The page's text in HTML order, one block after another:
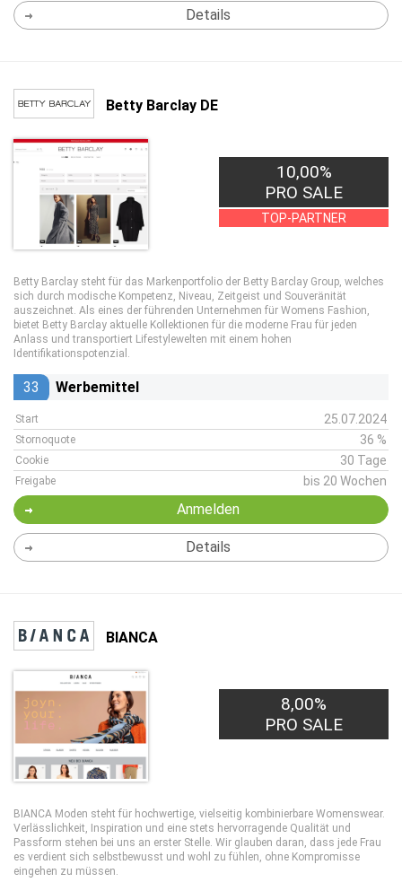
Details
Betty Barclay DE
10,00%
PRO SALE
TOP-PARTNER
Betty Barclay steht für das Markenportfolio der Betty Barclay Group, welches
sich durch modische Kompetenz, Niveau, Zeitgeist und Souveränität
auszeichnet. Als eines der führenden Unternehmen für Womens Fashion,
bietet Betty Barclay aktuelle Kollektionen für die moderne Frau für jeden
Anlass und transportiert Lifestylewelten mit einem hohen
Identifikationspotenzial.
33 Werbemittel
Start 25.07.2024
Stornoquote 36 %
Cookie 30 Tage
Freigabe bis 20 Wochen
Anmelden
Details
BIANCA
8,00%
PRO SALE
BIANCA Moden steht für hochwertige, vielseitig kombinierbare Womenswear.
Verlässlichkeit, Inspiration und eine stets hervorragende Qualität und
Passform stehen bei uns an erster Stelle. Wir glauben daran, dass jede Frau
es verdient sich selbstbewusst und wohl zu fühlen, ohne Kompromisse
eingehen zu müssen.